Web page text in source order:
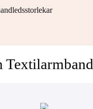
Textilarmband